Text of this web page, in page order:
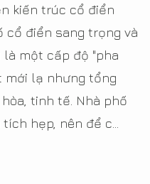
kiến trúc cổ điển
cổ điển sang trọng và
một cấp độ "pha
mới lạ nhưng tổng
tinh tế. Nhà phố
hẹp, nên để c...